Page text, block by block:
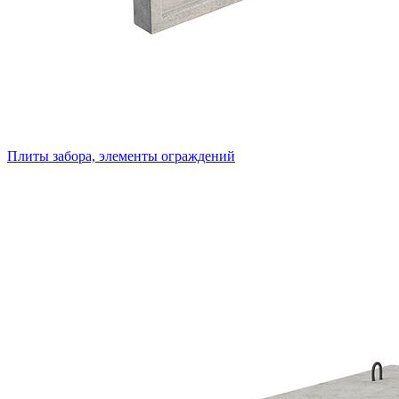
Плиты забора, элементы ограждений